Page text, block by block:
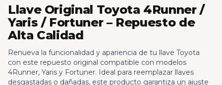
Llave Original Toyota 4Runner /
Yaris / Fortuner – Repuesto de
Alta Calidad
Renueva la funcionalidad y apariencia de tu llave Toyota
con este repuesto original compatible con modelos
4Runner, Yaris y Fortuner. Ideal para reemplazar llaves
desgastadas o dañadas, este producto garantiza un ajuste